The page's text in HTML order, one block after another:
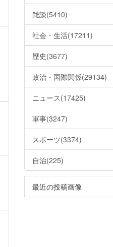
雑談(5410)
社会・生活(17211)
歴史(3677)
政治・国際関係(29134)
ニュース(17425)
軍事(3247)
スポーツ(3374)
自治(225)
最近の投稿画像